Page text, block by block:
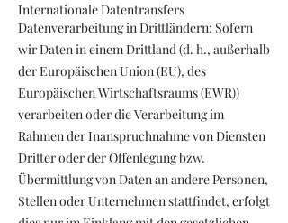
Internationale Datentransfers
Datenverarbeitung in Drittländern: Sofern
wir Daten in einem Drittland (d. h., außerhalb
der Europäischen Union (EU), des
Europäischen Wirtschaftsraums (EWR))
verarbeiten oder die Verarbeitung im
Rahmen der Inanspruchnahme von Diensten
Dritter oder der Offenlegung bzw.
Übermittlung von Daten an andere Personen,
Stellen oder Unternehmen stattfindet, erfolgt